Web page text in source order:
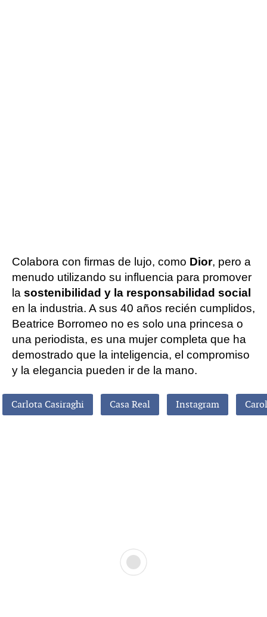
Colabora con firmas de lujo, como Dior, pero a
menudo utilizando su influencia para promover
la sostenibilidad y la responsabilidad social
en la industria. A sus 40 años recién cumplidos,
Beatrice Borromeo no es solo una princesa o
una periodista, es una mujer completa que ha
demostrado que la inteligencia, el compromiso
y la elegancia pueden ir de la mano.
Carlota Casiraghi Casa Real Instagram